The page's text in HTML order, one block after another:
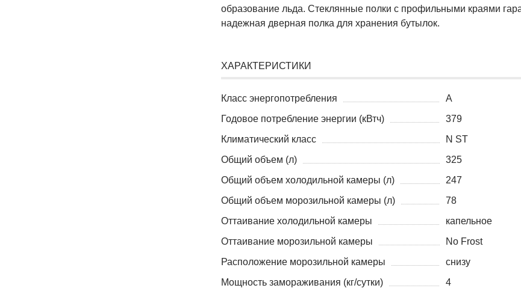
образование льда. Стеклянные полки с профильными краями
надежная дверная полка для хранения бутылок.
ХАРАКТЕРИСТИКИ
Класс энергопотребления
A
Годовое потребление энергии (кВтч)
379
Климатический класс
N ST
Общий объем (л)
325
Общий объем холодильной камеры (л)
247
Общий объем морозильной камеры (л)
78
Оттаивание холодильной камеры
капельное
Оттаивание морозильной камеры
No Frost
Расположение морозильной камеры
снизу
Мощность замораживания (кг/сутки)
4